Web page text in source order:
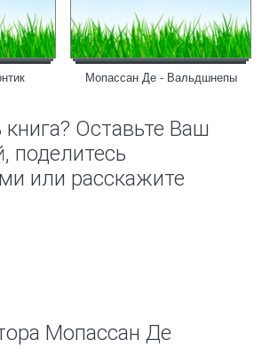
Мопассан Де - Вальдшнепы
Оставьте Ваш
поделитесь
или расскажите
Мопассан Де